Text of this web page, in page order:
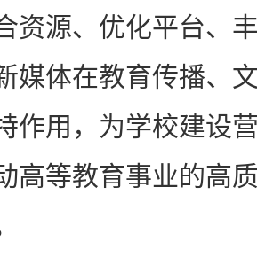
资源、优化平台、
媒体在教育传播、
作用，为学校建设
高等教育事业的高